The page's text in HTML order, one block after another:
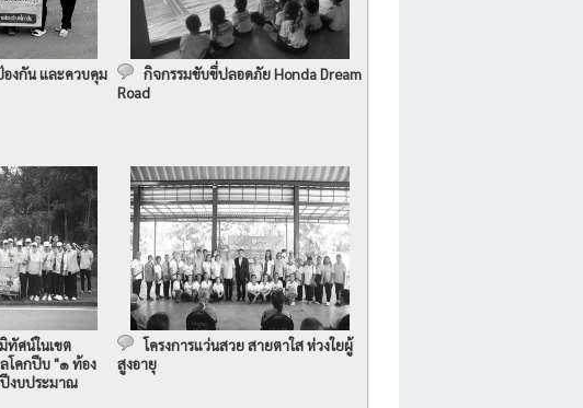
องกัน และควบคุม
กิจกรรมขับขี่ปลอดภัย Honda Dream
Road
ทัศน์ในเขต
โคกปีบ "๑ ท้อง
งบประมาณ
โครงการแว่นสวย สายตาใส ห่วงใยผู้
สูงอายุ